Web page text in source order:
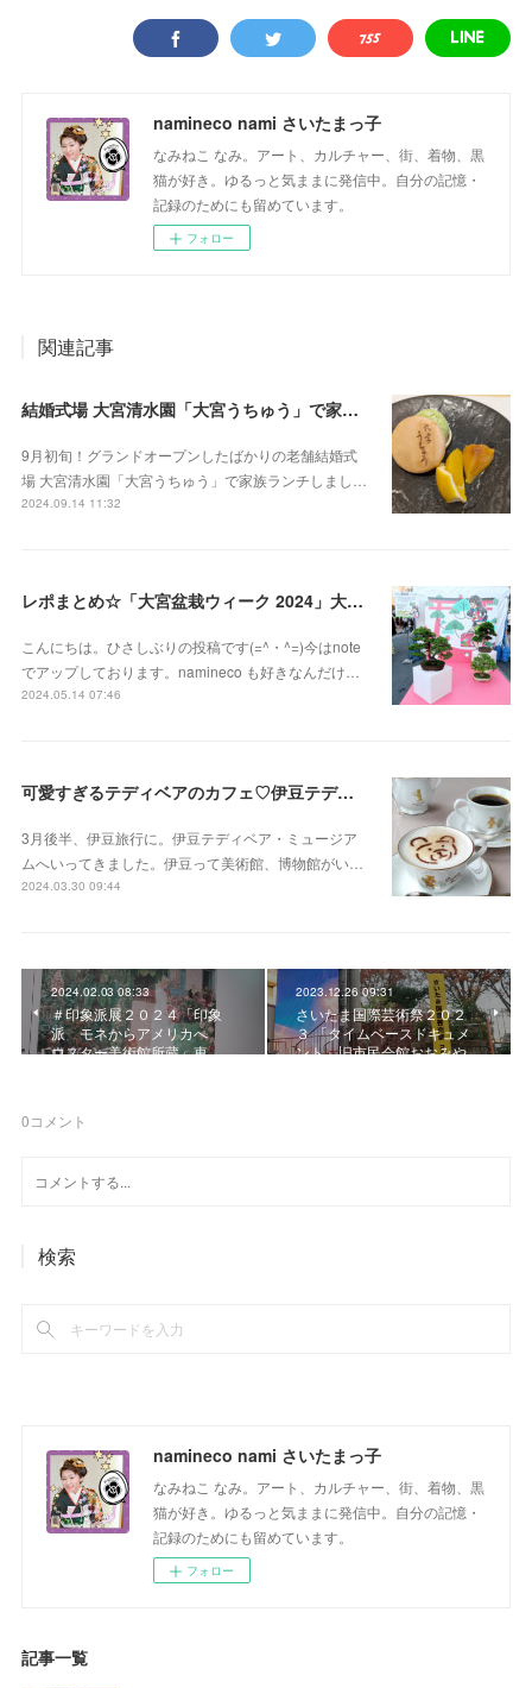
namineco nami さいたまっ子
なみねこ なみ。アート、カルチャー、街、着物、黒
猫が好き。ゆるっと気ままに発信中。自分の記憶・
記録のためにも留めています。
フォロー
関連記事
結婚式場 大宮清水園「大宮うちゅう」で家族ランチ☆武蔵一宮氷川神社へ参拝
9月初旬！グランドオープンしたばかりの老舗結婚式
場 大宮清水園「大宮うちゅう」で家族ランチしまし…
2024.09.14 11:32
レポまとめ☆「大宮盆栽ウィーク 2024」大盆栽まつり、おおみや盆栽まつりにいってきた
こんにちは。ひさしぶりの投稿です(=^・^=)今はnote
でアップしております。namineco も好きなんだけ…
2024.05.14 07:46
可愛すぎるテディベアのカフェ♡伊豆テディベア・ミュージアム
3月後半、伊豆旅行に。伊豆テディベア・ミュージア
ムへいってきました。伊豆って美術館、博物館がい…
2024.03.30 09:44
2024.02.03 08:33
＃印象派展２０２４「印象
派 モネからアメリカへ
ウスター美術館所蔵」東…
2023.12.26 09:31
さいたま国際芸術祭２０２
３ 「タイムベースドキュメ
ント」旧市民会館おおみや
0コメント
検索
namineco nami さいたまっ子
なみねこ なみ。アート、カルチャー、街、着物、黒
猫が好き。ゆるっと気ままに発信中。自分の記憶・
記録のためにも留めています。
フォロー
記事一覧